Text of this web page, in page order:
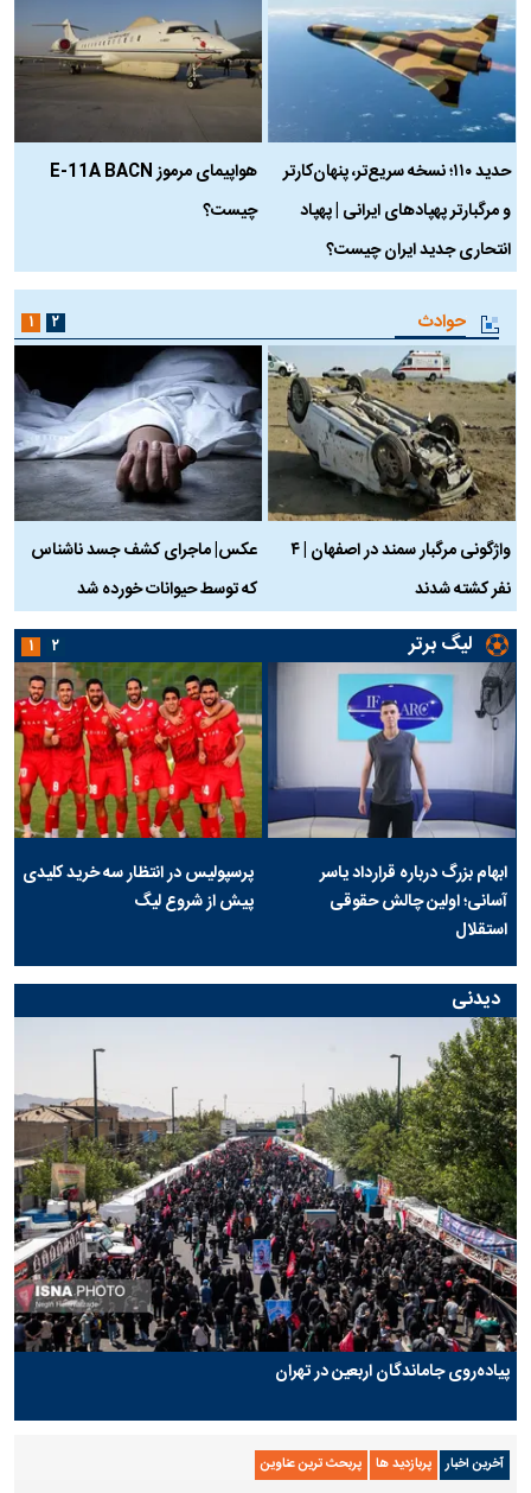
حدید ۱۱۰؛ نسخه سریع‌تر، پنهان‌کارتر
و مرگبارتر پهپادهای ایرانی | پهپاد
انتحاری جدید ایران چیست؟
هواپیمای مرموز E-11A BACN
چیست؟
حوادث
واژگونی مرگبار سمند در اصفهان | ۴
نفر کشته شدند
عکس| ماجرای کشف جسد ناشناس
که توسط حیوانات خورده شد
۱ ۲
لیگ برتر
ابهام بزرگ درباره قرارداد یاسر
آسانی؛ اولین چالش حقوقی
استقلال
پرسپولیس در انتظار سه خرید کلیدی
پیش از شروع لیگ
۱ ۲
دیدنی
پیاده‌روی جاماندگان اربعین در تهران
آخرین اخبار پربازدید ها پربحث ترین عناوین